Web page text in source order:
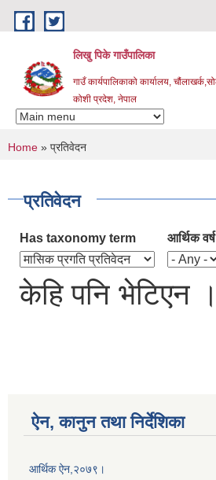
Skip to main content
लिखु पिके गाउँपालिका
गाउँ कार्यपालिकाको कार्यालय,
कोशी प्रदेश, नेपाल
You are here
Home » प्रतिवेदन
प्रतिवेदन
Has taxonomy term आर्थिक वर्ष
केहि पनि भेटिएन ।
ऐन, कानुन तथा निर्देशिका
आर्थिक ऐन,२०७९।